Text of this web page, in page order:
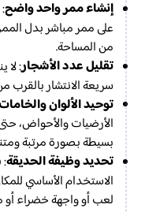
إنشاء ممر واحد واضح
على ممر مباشر بدل
من المساحة.
تقليل عدد الأشجار: لا
سريعة الانتشار بالقرب
توحيد الألوان
الأرضيات والأحواض،
بسيطة بصورة مرتبة
تحديد وظيفة الحديقة:
الاستخدام الأساسي
لعب أو واجهة خضراء أو